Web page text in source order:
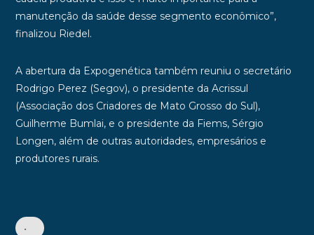
manutenção da saúde desse segmento econômico”,
finalizou Riedel.
A abertura da Expogenética também reuniu o secretário
Rodrigo Perez (Segov), o presidente da Acrissul
(Associação dos Criadores de Mato Grosso do Sul),
Guilherme Bumlai, e o presidente da Fiems, Sérgio
Longen, além de outras autoridades, empresários e
produtores rurais.
•